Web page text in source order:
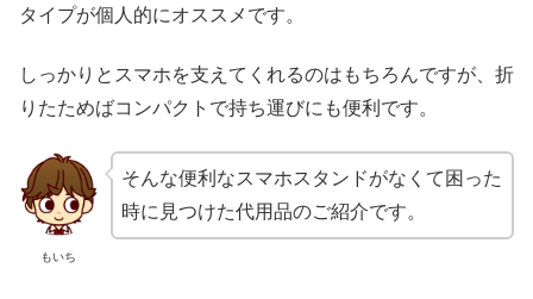
タイプが個人的にオススメです。
しっかりとスマホを支えてくれるのはもちろんですが、折
りたためばコンパクトで持ち運びにも便利です。
もいち
そんな便利なスマホスタンドがなくて困った
時に見つけた代用品のご紹介です。